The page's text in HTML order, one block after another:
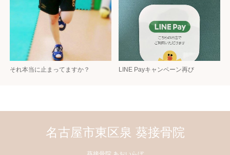
それ本当に止まってますか？ LINE Payキャンペーン再び
名古屋市東区泉 葵接骨院